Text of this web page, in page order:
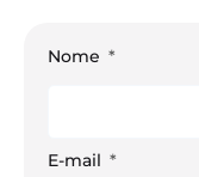
Nome
E-mail